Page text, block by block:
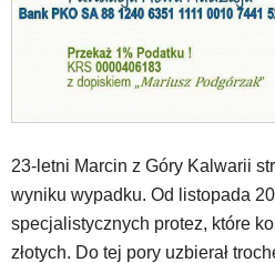
treści,
znajduje
pod
wiadomością.
Strona
nie
została
23-letni Marcin z Góry Kalwarii
wyniku wypadku. Od listopada
specjalistycznych protez, które
złotych. Do tej pory uzbierał